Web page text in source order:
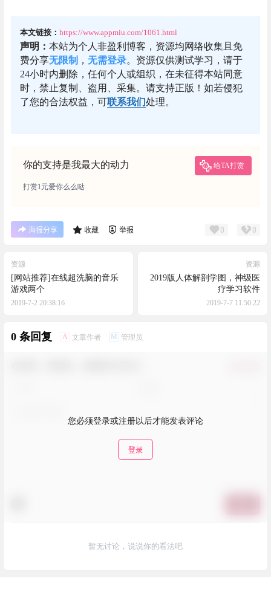
本文链接： https://www.appmiu.com/1061.html
声明： 本站为个人非盈利博客，资源均网络收集且免
费分享无限制 ， 无需登录。资源仅供测试学习，请于
24小时内删除，任何个人或组织，在未征得本站同意
时，禁止复制、盗用、采集。请支持正版！如若侵犯
了您的合法权益，可联系我们处理。
你的支持是我最大的动力 给TA打赏
打赏1元爱你么么哒
海报分享 收藏 举报 0 0
资源
[网站推荐]在线超洗脑的音乐
游戏两个
2019-7-2 20:38:16
资源
2019版人体解剖学图，神级医
疗学习软件
2019-7-7 11:50:22
0 条回复 A 文章作者 M 管理员
您必须登录或注册以后才能发表评论
登录
暂无讨论，说说你的看法吧